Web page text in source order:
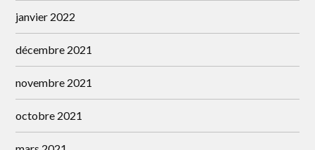
janvier 2022
décembre 2021
novembre 2021
octobre 2021